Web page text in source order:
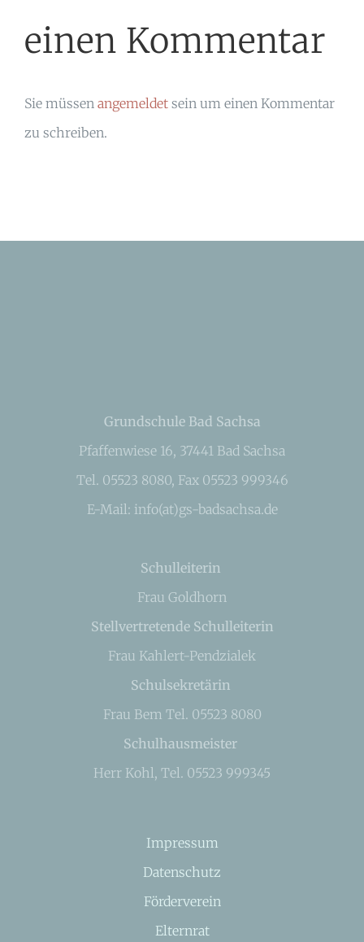
einen Kommentar
Sie müssen angemeldet sein um einen Kommentar
zu schreiben.
Grundschule Bad Sachsa
Pfaffenwiese 16, 37441 Bad Sachsa
Tel. 05523 8080, Fax 05523 999346
E-Mail: info(at)gs-badsachsa.de
Schulleiterin
Frau Goldhorn
Stellvertretende Schulleiterin
Frau Kahlert-Pendzialek
Schulsekretärin
Frau Bem Tel. 05523 8080
Schulhausmeister
Herr Kohl, Tel. 05523 999345
Impressum
Datenschutz
Förderverein
Elternrat